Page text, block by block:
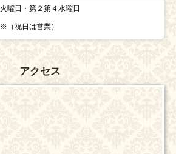
火曜日・第２第４水曜日
※（祝日は営業）
アクセス